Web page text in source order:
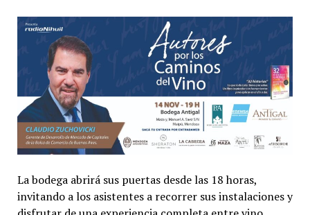
La bodega abrirá sus puertas desde las 18 horas,
invitando a los asistentes a recorrer sus instalaciones y